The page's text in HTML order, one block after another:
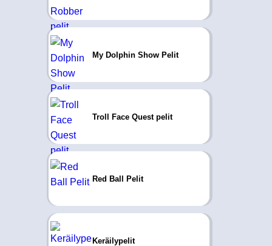
My Dolphin Show Pelit
Troll Face Quest pelit
Red Ball Pelit
Keräilypelit